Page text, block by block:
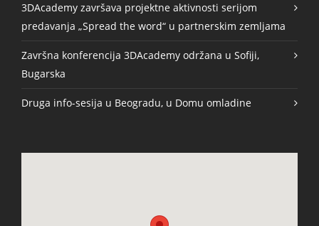
3DAcademy završava projektne aktivnosti serijom
predavanja „Spread the word“ u partnerskim zemljama
Završna konferencija 3DAcademy održana u Sofiji,
Bugarska
Druga info-sesija u Beogradu, u Domu omladine